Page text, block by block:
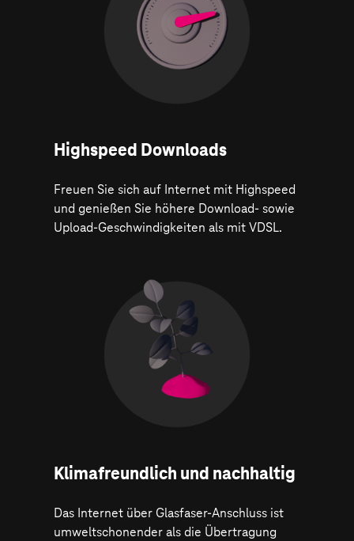
Highspeed Downloads
Freuen Sie sich auf Internet mit Highspeed
und genießen Sie höhere Download- sowie
Upload-Geschwindigkeiten als mit VDSL.
Klima­freundlich und nachhaltig
Das Internet über Glasfaser-Anschluss ist
umweltschonender als die Übertragung